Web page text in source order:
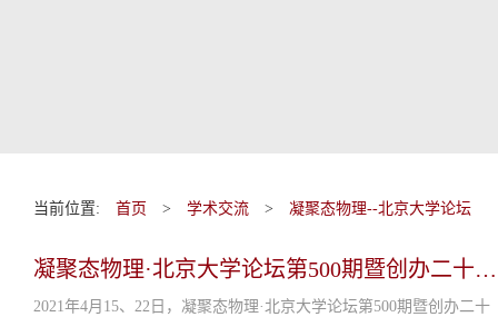
当前位置: 首页 > 学术交流 > 凝聚态物理--北京大学论坛
凝聚态物理·北京大学论坛第500期暨创办二十周
年纪念活动成功举行
2021年4月15、22日，凝聚态物理·北京大学论坛第500期暨创办二十